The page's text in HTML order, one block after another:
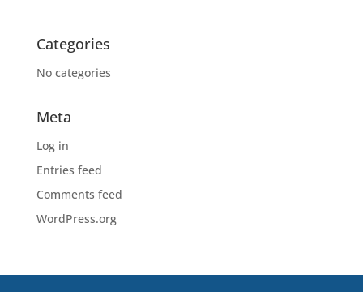
Categories
No categories
Meta
Log in
Entries feed
Comments feed
WordPress.org